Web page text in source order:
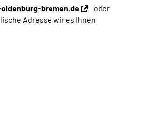
bremen.de
oder
Adresse wir es Ihnen